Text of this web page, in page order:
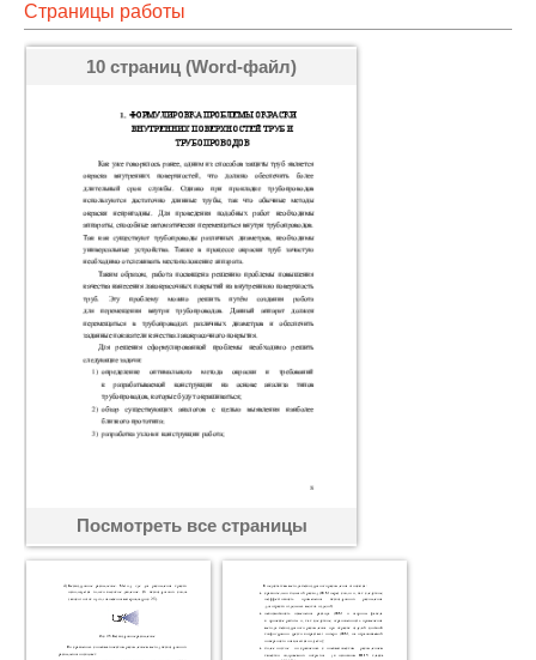
Страницы работы
10 страниц (Word-файл)
Посмотреть все страницы